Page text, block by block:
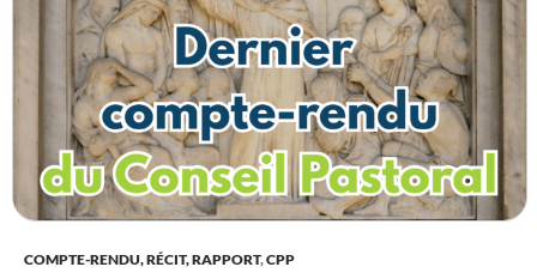
COMPTE-RENDU, RÉCIT, RAPPORT,CPP